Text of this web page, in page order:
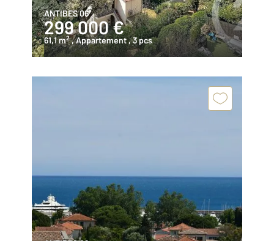
ANTIBES 06
299 000 €
61,1 m2 , Appartement, 3 pcs